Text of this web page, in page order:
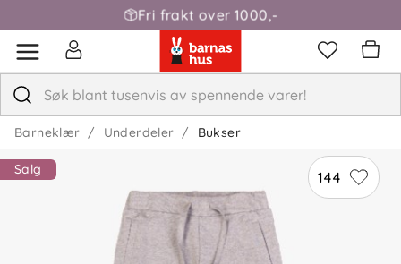
Fri frakt over 1000,-
Barneklær Underdeler Bukser
144
Salg